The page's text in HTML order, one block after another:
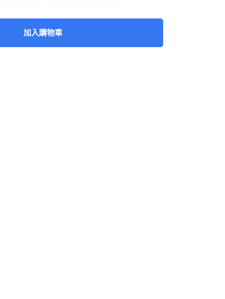
加入購物車